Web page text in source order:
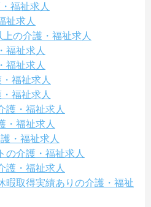
福祉求人
祉求人
の介護・福祉求人
福祉求人
福祉求人
福祉求人
福祉求人
護・福祉求人
・福祉求人
・福祉求人
の介護・福祉求人
護・福祉求人
暇取得実績ありの介護・福祉